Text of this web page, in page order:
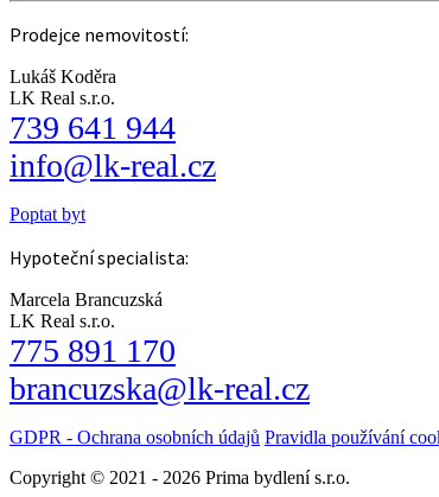
Prodejce nemovitostí:
Lukáš Koděra
LK Real s.r.o.
739 641 944
info@lk-real.cz
Poptat byt
Hypoteční specialista:
Marcela Brancuzská
LK Real s.r.o.
775 891 170
brancuzska@lk-real.cz
GDPR - Ochrana osobních údajů Pravidla používání
Copyright © 2021 - 2026 Prima bydlení s.r.o.